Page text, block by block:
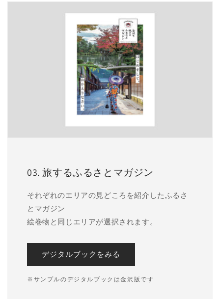
03. 旅するふるさとマガジン
それぞれのエリアの見どころを紹介したふるさ
とマガジン
絵巻物と同じエリアが選択されます。
デジタルブックをみる
※サンプルのデジタルブックは金沢版です